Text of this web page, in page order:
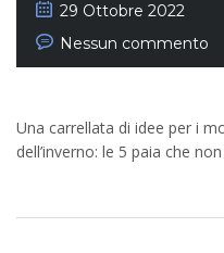
29 Ottobre 2022
Nessun commento
Una carrellata di idee per i
dell’inverno: le 5 paia che